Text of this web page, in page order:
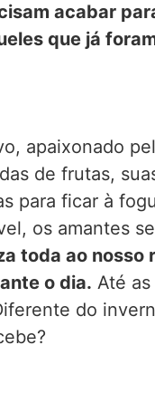
acabar
que já
apaixonado
de frutas,
para ficar à
os amantes
toda ao nosso
o dia. Até
do